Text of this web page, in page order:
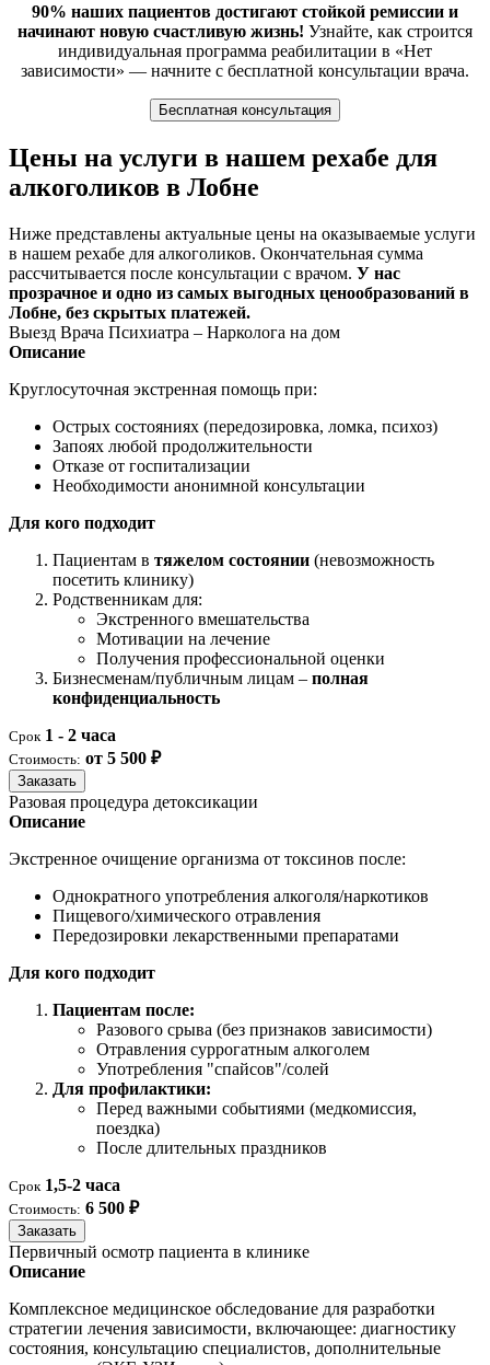
90% наших пациентов достигают стойкой ремиссии и
начинают новую счастливую жизнь! Узнайте, как строится
индивидуальная программа реабилитации в «Нет
зависимости» — начните с бесплатной консультации врача.
Бесплатная консультация
Цены на услуги в нашем рехабе для
алкоголиков в Лобне
Ниже представлены актуальные цены на оказываемые услуги
в нашем рехабе для алкоголиков. Окончательная сумма
рассчитывается после консультации с врачом. У нас
прозрачное и одно из самых выгодных ценообразований в
Лобне, без скрытых платежей.
Выезд Врача Психиатра – Нарколога на дом
Описание
Круглосуточная экстренная помощь при:
Острых состояниях (передозировка, ломка, психоз)
Запоях любой продолжительности
Отказе от госпитализации
Необходимости анонимной консультации
Для кого подходит
Пациентам в тяжелом состоянии (невозможность
посетить клинику)
Родственникам для:
Экстренного вмешательства
Мотивации на лечение
Получения профессиональной оценки
Бизнесменам/публичным лицам – полная
конфиденциальность
Срок 1 - 2 часа
Стоимость: от 5 500 ₽
Заказать
Разовая процедура детоксикации
Описание
Экстренное очищение организма от токсинов после:
Однократного употребления алкоголя/наркотиков
Пищевого/химического отравления
Передозировки лекарственными препаратами
Для кого подходит
Пациентам после:
Разового срыва (без признаков зависимости)
Отравления суррогатным алкоголем
Употребления "спайсов"/солей
Для профилактики:
Перед важными событиями (медкомиссия,
поездка)
После длительных праздников
Срок 1,5-2 часа
Стоимость: 6 500 ₽
Заказать
Первичный осмотр пациента в клинике
Описание
Комплексное медицинское обследование для разработки
стратегии лечения зависимости, включающее: диагностику
состояния, консультацию специалистов, дополнительные